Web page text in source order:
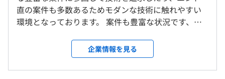
仕様変更の全体把握、対応策の検討・実施などのマネジメ
ント、顧客のニーズに合わせたコンテンツ提供に貢献でき
ることでモチベーションアップ。
■東京23区近郊／埼玉県・千葉県・神奈川県の一部
・転居を伴う転勤はありません。
・リモートの案件比率も増えてきています。
就業場所の変更範囲
【年間休日123日以上】
■週休2日制（土日）※案件参画中の就業規定に準ずる
（シフト制含む）
■祝日、年末年始、GW（※案件による）、夏季休暇
直の案件も多数あるためモダンな技術に触れやすい
環境となっております。 案件も豊富な状況です、フ
ロジェクトや上流工程に携われるプロジェクトを多
数ご用意してお待ちしております。官公庁、金融、製
造、通信、流通、不動産など、業界は多種多様です。
企業情報を見る